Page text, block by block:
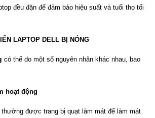
đều đặn để đảm bảo hiệu suất và tuổi thọ tối
LAPTOP DELL BỊ NÓNG
có thể do một số nguyên nhân khác nhau, bao
hoạt động
được trang bị quạt làm mát để làm mát